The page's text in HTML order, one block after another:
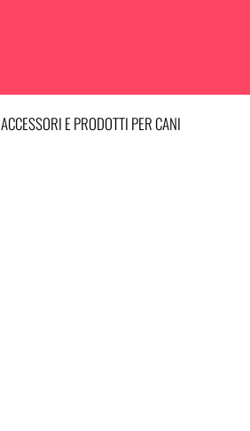
ACCESSORI E PRODOTTI PER CANI